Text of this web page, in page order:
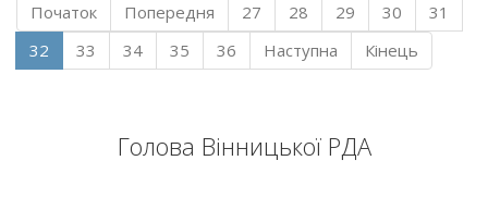
Голова Вінницької РДА
Початок Попередня 27 28 29 30
31
32
33 34 35 36 Наступна Кінець